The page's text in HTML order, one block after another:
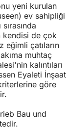
yeni kurulan
ev sahipliği
kendisi de çok
eğimli çatıların
muhtaç
kalıntıları
Eyaleti İnşaat
göre
Bau und